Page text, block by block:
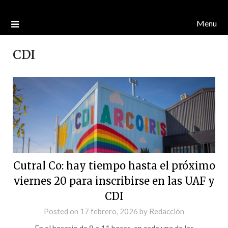
Menu
CDI
Cutral Co: hay tiempo hasta el próximo
viernes 20 para inscribirse en las UAF y
CDI
Posted on 17 febrero, 2026 by Redacción